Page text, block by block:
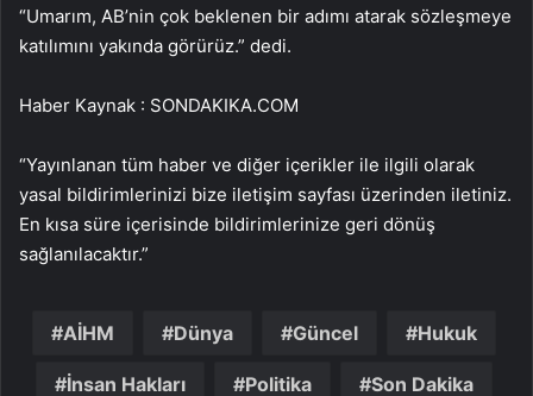
“Umarım, AB’nin çok beklenen bir adımı atarak sözleşmeye
katılımını yakında görürüz.” dedi.
Haber Kaynak : SONDAKIKA.COM
“Yayınlanan tüm haber ve diğer içerikler ile ilgili olarak
yasal bildirimlerinizi bize iletişim sayfası üzerinden iletiniz.
En kısa süre içerisinde bildirimlerinize geri dönüş
sağlanılacaktır.”
AİHM Dünya Güncel Hukuk
İnsan Hakları Politika Son Dakika